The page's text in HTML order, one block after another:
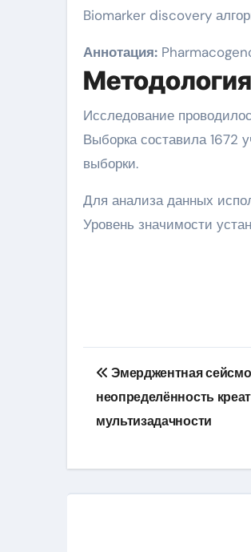
Biomarker discovery
Аннотация:
Методология
Исследование
Выборка составила 1672
выборки.
Для анализа данных
Уровень значимости
Навигация
по
записям
Эмерджентная
неопределённость
мультизадачности